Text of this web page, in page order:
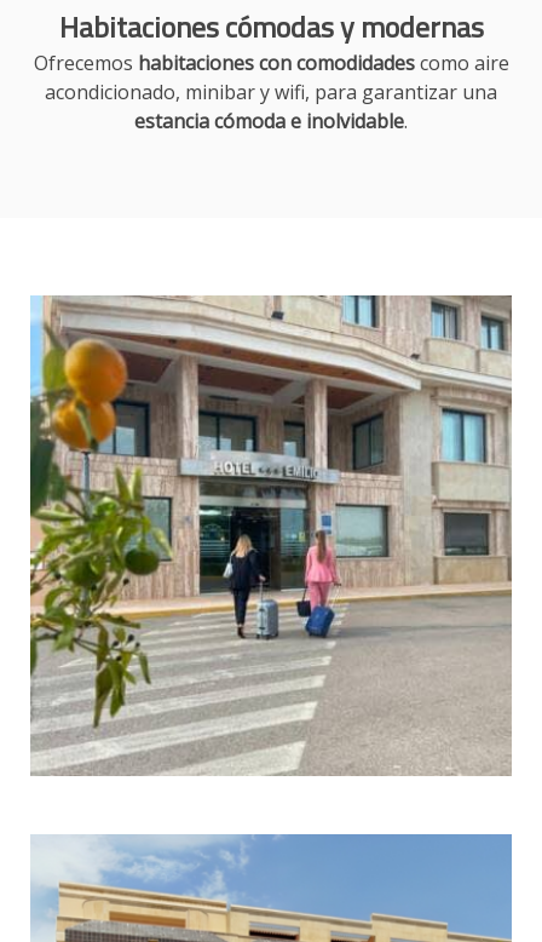
Habitaciones cómodas y modernas
Ofrecemos habitaciones con comodidadescomo aire
acondicionado, minibar y wifi, para garantizar una
estancia cómoda e inolvidable.